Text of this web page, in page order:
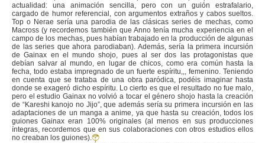
actualidad: una animación sencilla, pero con un guión estrafalario,
cargado de humor referencial, con argumentos extraños y cabos sueltos.
Top o Nerae sería una parodia de las clásicas series de mechas, como
Macross (y recordemos también que Anno tenía mucha experiencia en el
campo de los mechas, pues habían trabajado en la producción de algunas
de las series que ahora parodiaban). Además, sería la primera incursión
de Gainax en el mundo shojo, pues al ser dos las protagonistas que
debían salvar al mundo, en lugar de chicos, como era común hasta la
fecha, todo estaba impregnado de un fuerte espíritu,,, femenino. Teniendo
en cuenta que se trataba de una obra paródica, podéis imaginar hasta
donde se exageró dicho espíritu. Lo cierto es que el resultado no fue malo,
pero el estudio Gainax no volvió a tocar el género shojo hasta la creación
de “Kareshi kanojo no Jijo”, que además sería su primera incursión en las
adaptaciones de un manga a anime, ya que hasta su creación, todos los
guiones Gainax eran 100% originales (al menos en sus producciones
íntegras, recordemos que en sus colaboraciones con otros estudios ellos
no creaban los guiones).